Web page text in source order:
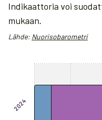
Indikaattoria voi
mukaan.
Lähde: Nuorisobarometri
Bar chart with 3 data series.
The chart has 1 X axis
The chart has 1 Y axis
2024